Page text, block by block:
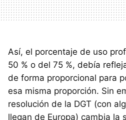
Así, el porcentaje de uso
50 % o del 75 %, debía
de forma proporcional para
esa misma proporción. Sin
resolución de la DGT (con
llegan de Europa) cambia la